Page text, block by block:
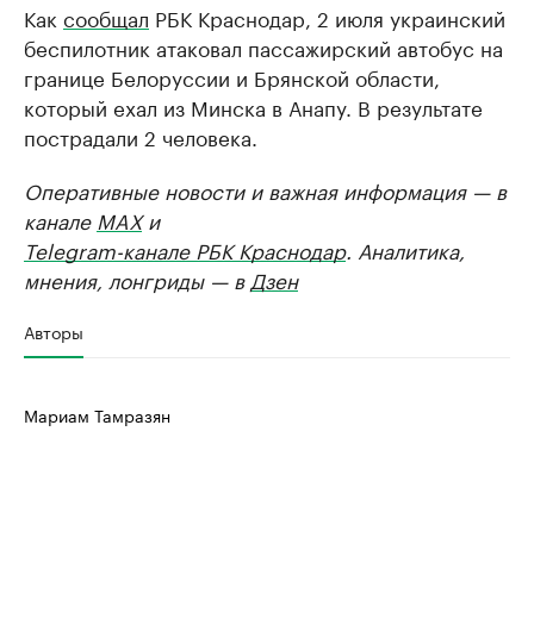
Как сообщал РБК Краснодар, 2 июля украинский
беспилотник атаковал пассажирский автобус на
границе Белоруссии и Брянской области,
который ехал из Минска в Анапу. В результате
пострадали 2 человека.
Оперативные новости и важная информация — в
канале MAXи
Telegram-канале РБК Краснодар. Аналитика,
мнения, лонгриды — в Дзен
Авторы
Мариам Тамразян